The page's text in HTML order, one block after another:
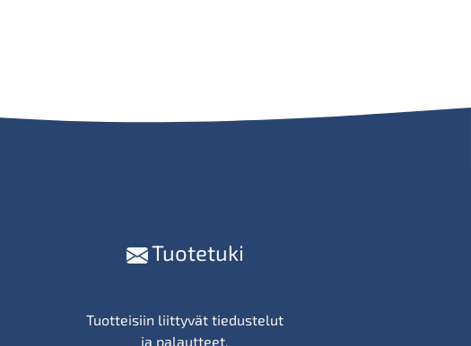
Tuotetuki
Tuotteisiin liittyvät tiedustelut
ja palautteet.